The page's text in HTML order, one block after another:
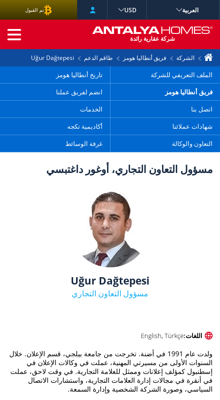
الشركة فريق أنطاليا هومز طاقم الدعم Uğur Dağtepesi
الملف التعريفي للشركة
تاريخ أنطاليا هومز
فريق أنطاليا هومز
انضم لفريق عملنا
اتصل بنا
الخدمات
شهادات عملائنا
أكاديمية تكجه
التعاون والوكالة
غرفة الوسائط
مسؤول التعاون التجاري، أوغور داغتبسي
Uğur Dağtepesi
مسؤول التعاون التجاري
اللغات:English, Türkçe
ولدت عام 1991 في أضنة. تخرجت من جامعة بيلجي، قسم الإعلان. خلال
السنوات الأولى من مسيرتي المهنية، عملت في وكالات الإعلان في
إسطنبول كمؤلف إعلانات وممثل للعلامة التجارية. في وقت لاحق، عملت
في أنقرة في مجالات إدارة العلامات التجارية، واستشارات الاتصال
السياسي، وصورة الشركة الشخصية وإدارة السمعة.
العربية USD تم القبول
شركة عقارية رائدةالبحث المتقدم